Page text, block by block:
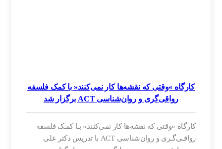
کارگاه »وقتی که نقشه‌ها کار نمی‌کنند« با کمک فلسفه
رواقی‌گری و روان‌شناسی ACT برگزار شد
کارگاه «وقتی که نقشه‌ها کار نمی‌کنند» بـا کمـک فلسفه
رواقـی‌گـری و روان‌شناسی ACT با تدریس دکتر علی